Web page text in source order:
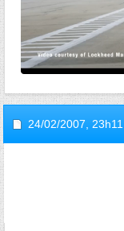
24/02/2007, 23h11